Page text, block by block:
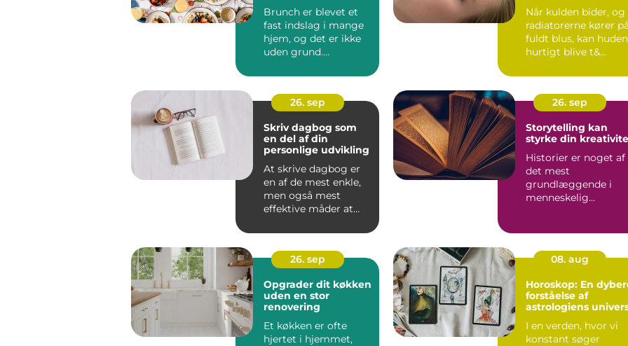
Brunch er blevet et
fast indslag i mange
hjem, og det er ikke
uden grund.
morgenmad...
Når kulden bider, og
radiatorerne kører på
fuldt blus, kan huden
hurtigt blive t&...
26. sep
Skriv dagbog som
en del af din
personlige udvikling
At skrive dagbog er
en af de mest enkle,
men også mest
effektive måder at
26. sep
Storytelling kan
styrke din
Historier er noget af
det mest
grundlæggende i
menneskelig
26. sep
Opgrader dit køkken
uden en stor
renovering
Et køkken er ofte
hjertet i hjemmet,
08. aug
Horoskop: En
forståelse af
astrologiens
I en verden, hvor vi
konstant søger